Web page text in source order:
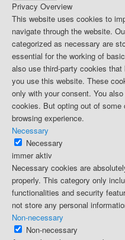
Privacy Overview
This website uses cookies to
navigate through the website.
categorized as necessary are
essential for the working of
also use third-party cookies
you use this website. These
only with your consent. You
cookies. But opting out of
browsing experience.
Necessary
Necessary
immer aktiv
Necessary cookies are
properly. This category only
functionalities and security
not store any personal
Non-necessary
Non-necessary